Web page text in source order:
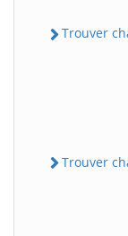
Trouver
Trouver